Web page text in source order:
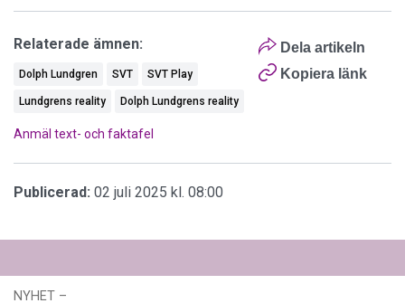
Dela artikeln
Kopiera länk
Relaterade ämnen:
Dolph Lundgren SVT SVT Play
Lundgrens reality Dolph Lundgrens reality
Anmäl text- och faktafel
Publicerad: 02 juli 2025 kl. 08:00
NYHET –